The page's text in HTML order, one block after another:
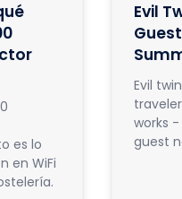
es lo
en WiFi
Evil
Evil
works
guest